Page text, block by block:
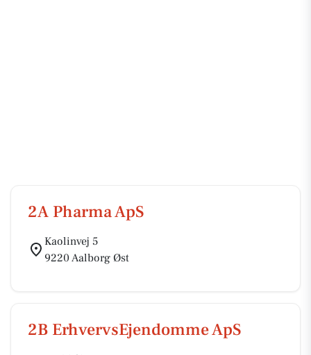
2A Pharma ApS
Kaolinvej 5
9220 Aalborg Øst
2B ErhvervsEjendomme ApS